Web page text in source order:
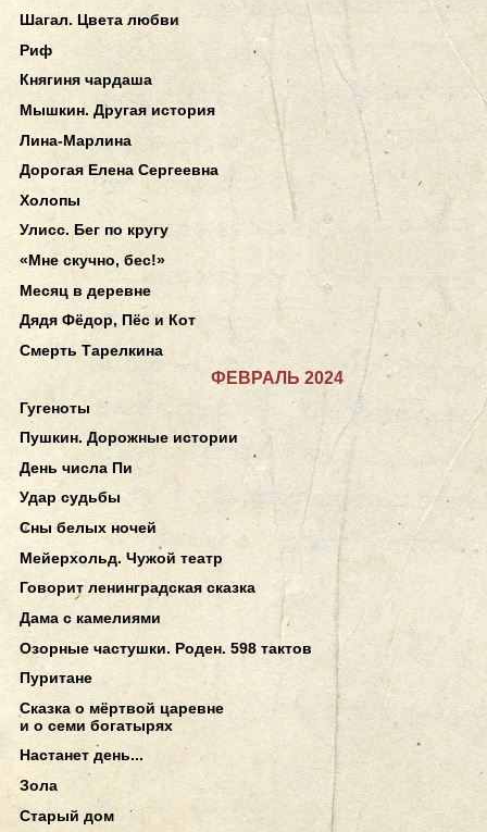
Шагал. Цвета любви
Риф
Княгиня чардаша
Мышкин. Другая история
Лина-Марлина
Дорогая Елена Сергеевна
Холопы
Улисс. Бег по кругу
«Мне скучно, бес!»
Месяц в деревне
Дядя Фёдор, Пёс и Кот
Смерть Тарелкина
ФЕВРАЛЬ 2024
Гугеноты
Пушкин. Дорожные истории
День числа Пи
Удар судьбы
Сны белых ночей
Мейерхольд. Чужой театр
Говорит ленинградская сказка
Дама с камелиями
Озорные частушки. Роден. 598 тактов
Пуритане
Сказка о мёртвой царевне
и о семи богатырях
Настанет день...
Зола
Старый дом